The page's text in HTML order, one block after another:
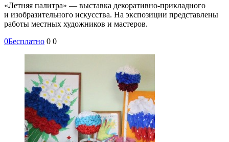
«Летняя палитра» — выставка декоративно-прикладного
и изобразительного искусства. На экспозиции представлены
работы местных художников и мастеров.
0Бесплатно 0 0